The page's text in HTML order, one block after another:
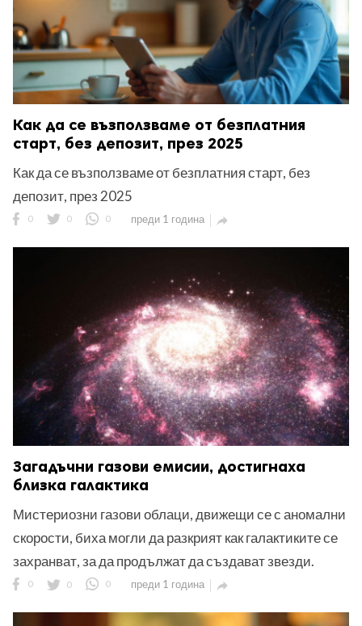
Как да се възползваме от безплатния
старт, без депозит, през 2025
Как да се възползваме от безплатния старт, без
депозит, през 2025
0 0 0 преди 1 година 
Загадъчни газови емисии, достигнаха
близка галактика
Мистериозни газови облаци, движещи се с аномални
скорости, биха могли да разкрият как галактиките се
захранват, за да продължат да създават звезди.
0 0 0 преди 1 година 